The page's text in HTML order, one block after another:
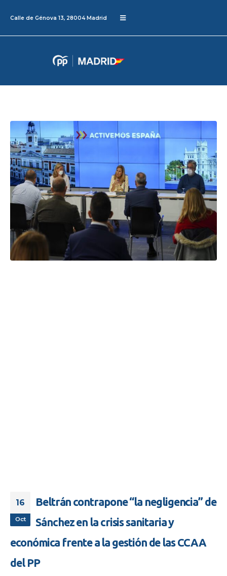
Calle de Génova 13, 28004 Madrid
16
Oct
Beltrán contrapone “la negligencia” de
Sánchez en la crisis sanitaria y
económica frente a la gestión de las CCAA
del PP